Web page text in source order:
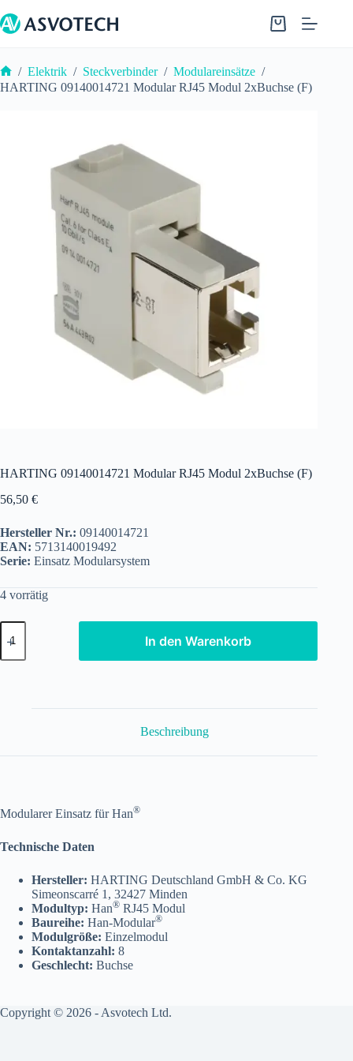
Inhalt
springen
Warenkorb
Start
/ Elektrik / Steckverbinder / Modulareinsätze /
HARTING 09140014721 Modular RJ45 Modul 2xBuchse (F)
HARTING 09140014721 Modular RJ45 Modul 2xBuchse (F)
56,50 €
Hersteller Nr.: 09140014721
EAN: 5713140019492
Serie: Einsatz Modularsystem
4 vorrätig
HARTING
09140014721
In den Warenkorb
Beschreibung
Modularer Einsatz für Han®
Technische Daten
Hersteller: HARTING Deutschland GmbH & Co. KG
Simeonscarré 1, 32427 Minden
Modultyp: Han® RJ45 Modul
Baureihe: Han-Modular®
Modulgröße: Einzelmodul
Kontaktanzahl: 8
Geschlecht: Buchse
Copyright © 2026 - Asvotech Ltd.